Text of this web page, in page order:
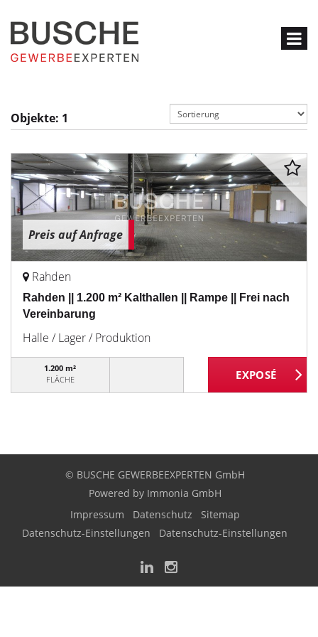
Objekte: 1
Preis auf Anfrage
Rahden
Rahden || 1.200 m² Kalthallen || Rampe || Frei nach
Vereinbarung
Halle / Lager / Produktion
1.200 m²
FLÄCHE
© BUSCHE GEWERBEEXPERTEN GmbH
Powered by Immonia GmbH
Impressum
Datenschutz
Sitemap
Datenschutz-Einstellungen
Datenschutz-Einstellungen